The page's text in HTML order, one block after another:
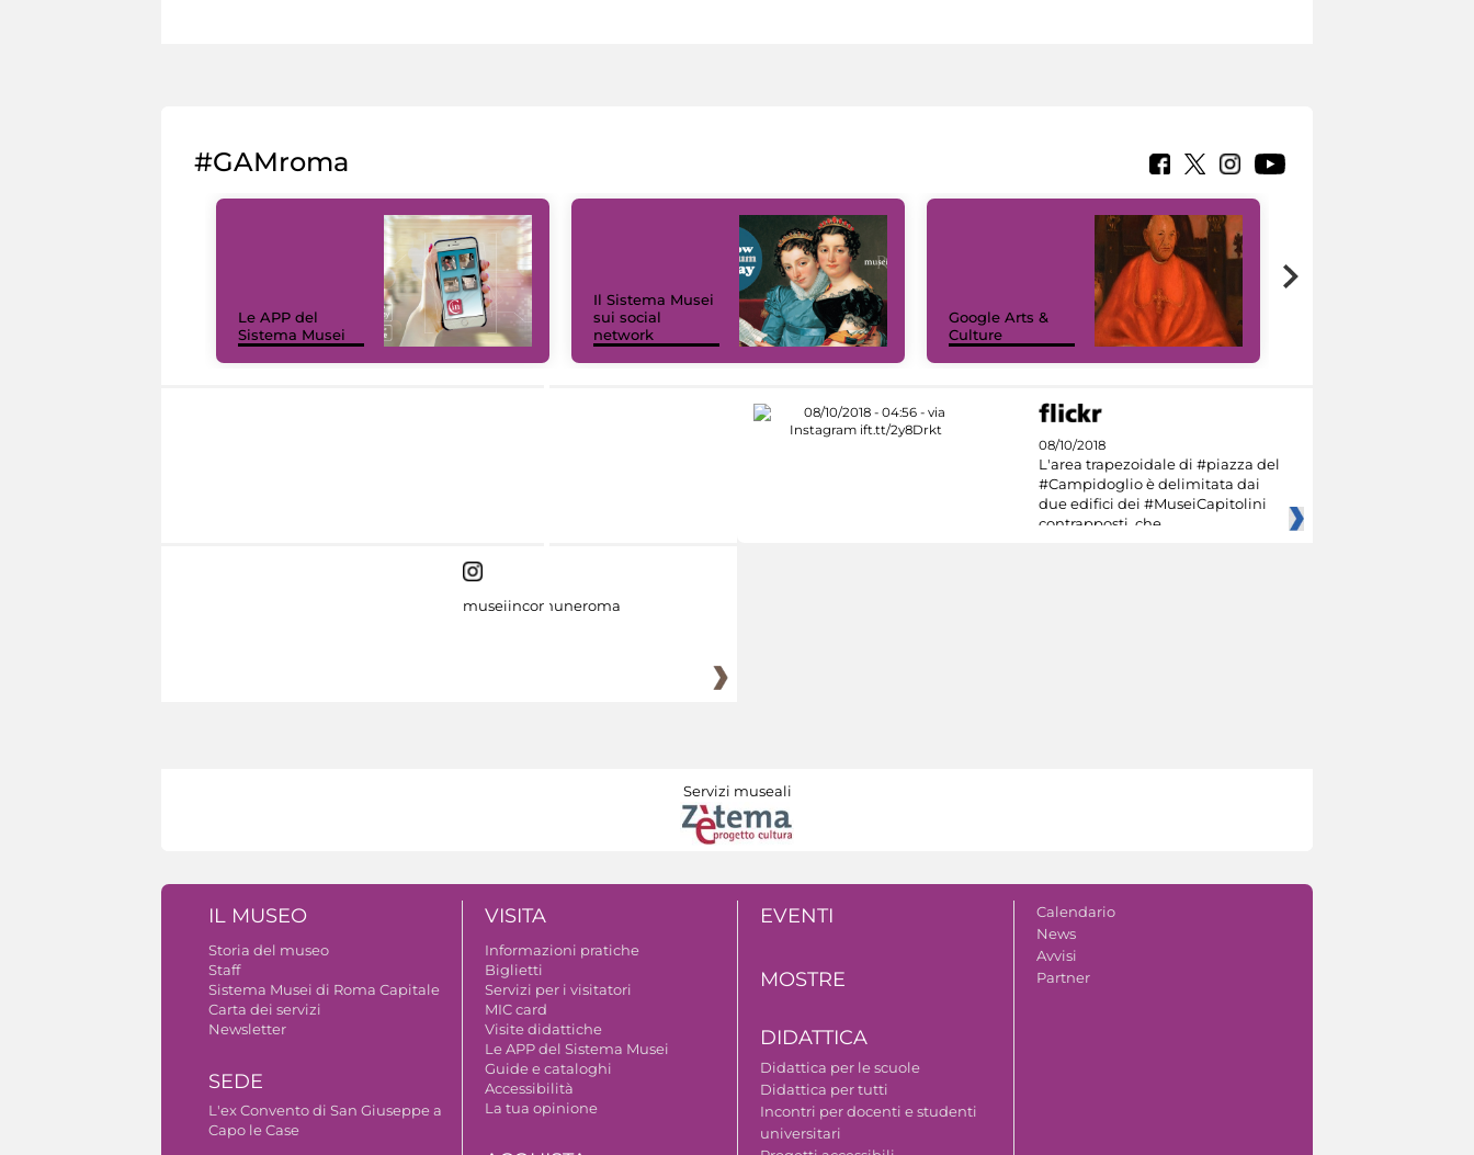
#GAMroma
Le APP del
Sistema Musei
Il Sistema Musei
sui social
network
Google Arts &
Culture
08/10/2018
L'area trapezoidale di #piazza del
#Campidoglio è delimitata dai
due edifici dei #MuseiCapitolini
contrapposti, che
museiincomuneroma
Servizi museali
IL MUSEO
Storia del museo
Staff
Sistema Musei di Roma Capitale
Carta dei servizi
Newsletter
SEDE
L'ex Convento di San Giuseppe a
Capo le Case
VISITA
Informazioni pratiche
Biglietti
Servizi per i visitatori
MIC card
Visite didattiche
Le APP del Sistema Musei
Guide e cataloghi
Accessibilità
La tua opinione
EVENTI
MOSTRE
DIDATTICA
Didattica per le scuole
Didattica per tutti
Incontri per docenti e studenti
universitari
Calendario
News
Avvisi
Partner